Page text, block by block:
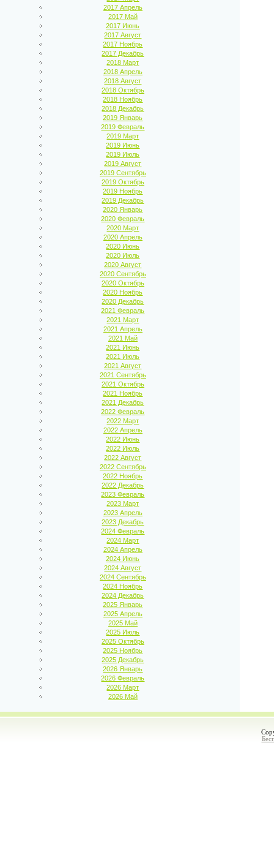
2017 Апрель
2017 Май
2017 Июнь
2017 Август
2017 Ноябрь
2017 Декабрь
2018 Март
2018 Апрель
2018 Август
2018 Октябрь
2018 Ноябрь
2018 Декабрь
2019 Январь
2019 Февраль
2019 Март
2019 Июнь
2019 Июль
2019 Август
2019 Сентябрь
2019 Октябрь
2019 Ноябрь
2019 Декабрь
2020 Январь
2020 Февраль
2020 Март
2020 Апрель
2020 Июнь
2020 Июль
2020 Август
2020 Сентябрь
2020 Октябрь
2020 Ноябрь
2020 Декабрь
2021 Февраль
2021 Март
2021 Апрель
2021 Май
2021 Июнь
2021 Июль
2021 Август
2021 Сентябрь
2021 Октябрь
2021 Ноябрь
2021 Декабрь
2022 Февраль
2022 Март
2022 Апрель
2022 Июнь
2022 Июль
2022 Август
2022 Сентябрь
2022 Ноябрь
2022 Декабрь
2023 Февраль
2023 Март
2023 Апрель
2023 Декабрь
2024 Февраль
2024 Март
2024 Апрель
2024 Июнь
2024 Август
2024 Сентябрь
2024 Ноябрь
2024 Декабрь
2025 Январь
2025 Апрель
2025 Май
2025 Июль
2025 Октябрь
2025 Ноябрь
2025 Декабрь
2026 Январь
2026 Февраль
2026 Март
2026 Май